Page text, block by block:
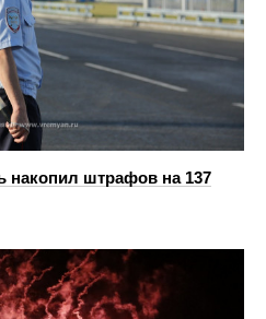
накопил штрафов на 137